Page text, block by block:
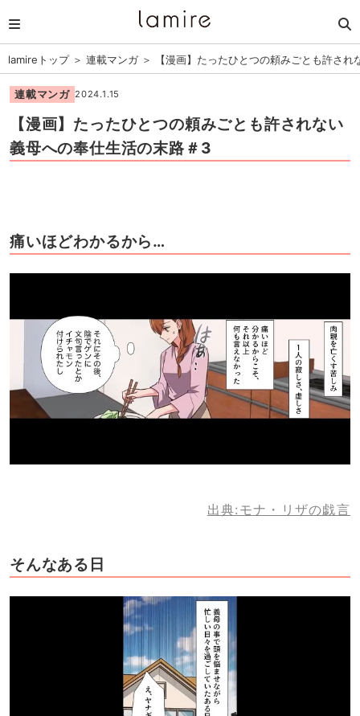
lamireトップ＞ 連載マンガ＞ 【漫画】たったひとつの頼みごとも許さ
連載マンガ 2024.1.15
【漫画】たったひとつの頼みごとも許されない
義母への奉仕生活の末路＃3
痛いほどわかるから…
出典:モナ・リザの戯言
そんなある日